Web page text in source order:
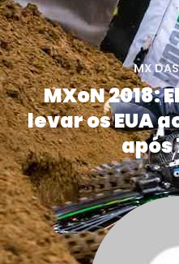
MX
MXoN 2018:
levar os EUA
após